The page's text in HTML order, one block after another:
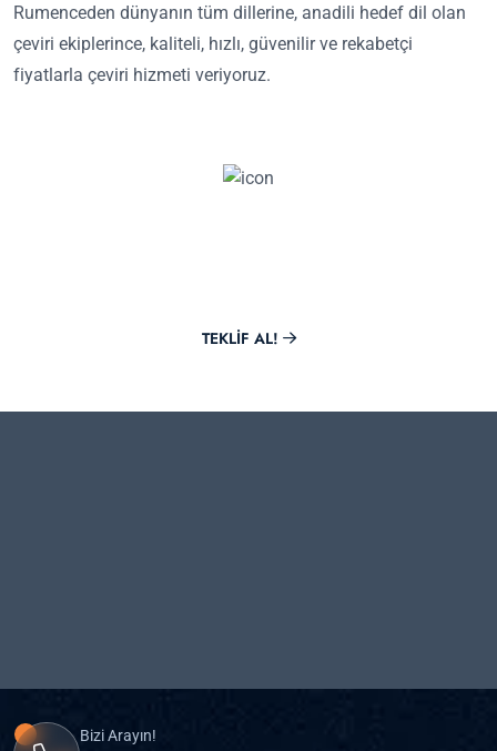
Rumenceden dünyanın tüm dillerine, anadili hedef dil olan
çeviri ekiplerince, kaliteli, hızlı, güvenilir ve rekabetçi
fiyatlarla çeviri hizmeti veriyoruz.
TEKLIF AL!
Bizi Arayın!